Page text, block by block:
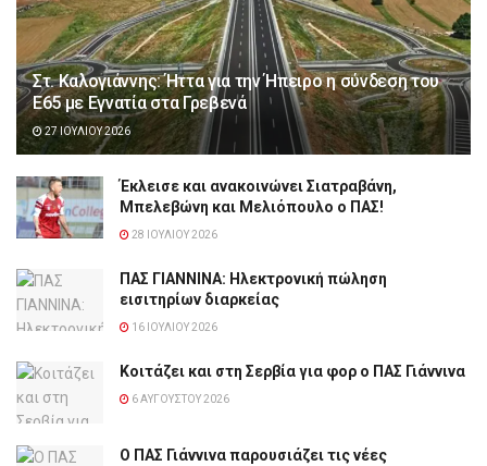
Στ. Καλογιάννης: Ήττα για την Ήπειρο η σύνδεση του
Ε65 με Εγνατία στα Γρεβενά
27 ΙΟΥΛΊΟΥ 2026
Έκλεισε και ανακοινώνει Σιατραβάνη,
Μπελεβώνη και Μελιόπουλο ο ΠΑΣ!
28 ΙΟΥΛΊΟΥ 2026
ΠΑΣ ΓΙΑΝΝΙΝΑ: Hλεκτρονική πώληση
εισιτηρίων διαρκείας
16 ΙΟΥΛΊΟΥ 2026
Κοιτάζει και στη Σερβία για φορ ο ΠΑΣ Γιάννινα
6 ΑΥΓΟΎΣΤΟΥ 2026
Ο ΠΑΣ Γιάννινα παρουσιάζει τις νέες